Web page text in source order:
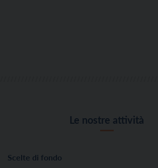
Le nostre attività
Scelte di fondo